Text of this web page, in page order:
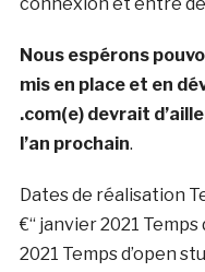
Nous espérons
mis en place et en
.com(e) devrait
l’an prochain.
Dates de réalisation
€“ janvier 2021
2021 Temps d’open